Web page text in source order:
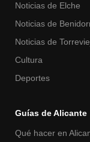
Noticias de Elche
Noticias de
Noticias de
Cultura
Deportes
Guías de Alicante
Qué hacer en